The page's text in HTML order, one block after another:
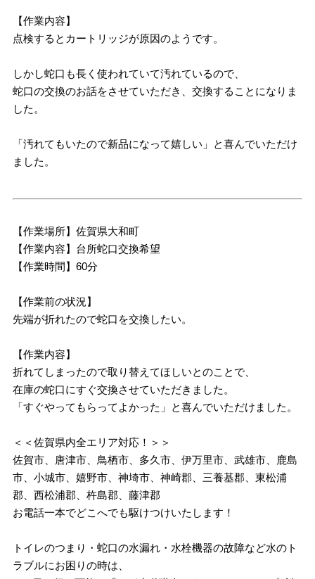
【作業内容】
点検するとカートリッジが原因のようです。
しかし蛇口も長く使われていて汚れているので、
蛇口の交換のお話をさせていただき、交換することになりま
した。
「汚れてもいたので新品になって嬉しい」と喜んでいただけ
ました。
【作業場所】佐賀県大和町
【作業内容】台所蛇口交換希望
【作業時間】60分
【作業前の状況】
先端が折れたので蛇口を交換したい。
【作業内容】
折れてしまったので取り替えてほしいとのことで、
在庫の蛇口にすぐ交換させていただきました。
「すぐやってもらってよかった」と喜んでいただけました。
＜＜佐賀県内全エリア対応！＞＞
佐賀市、唐津市、鳥栖市、多久市、伊万里市、武雄市、鹿島
市、小城市、嬉野市、神埼市、神崎郡、三養基郡、東松浦
郡、西松浦郡、杵島郡、藤津郡
お電話一本でどこへでも駆けつけいたします！
トイレのつまり・蛇口の水漏れ・水栓機器の故障など水のト
ラブルにお困りの時は、